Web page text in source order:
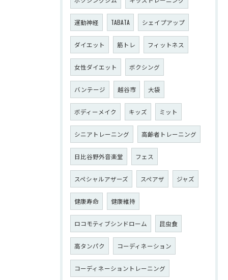
運動神経 TABATA シェイプアップ
ダイエット 筋トレ フィットネス
女性ダイエット ボクシング
バンテージ 越谷市 大袋
ボディーメイク キッズ ミット
シニアトレーニング 高齢者トレーニング
日比谷野外音楽堂 フェス
スペシャルアザーズ スペアザ ジャズ
健康寿命 健康維持
ロコモティブシンドローム 昆虫食
高タンパク コーディネーション
コーディネーショントレーニング